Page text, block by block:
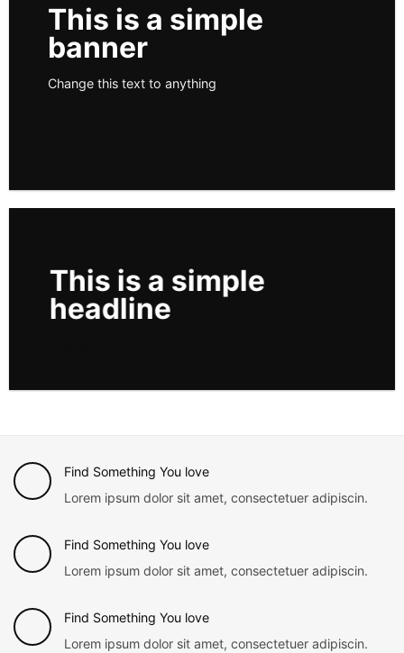
This is a simple
banner
Change this text to anything
This is a simple
headline
Find Something You love
Lorem ipsum dolor sit amet, consectetuer adipiscin.
Find Something You love
Lorem ipsum dolor sit amet, consectetuer adipiscin.
Find Something You love
Lorem ipsum dolor sit amet, consectetuer adipiscin.